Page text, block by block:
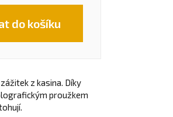
do košíku
z kasina. Díky
proužkem